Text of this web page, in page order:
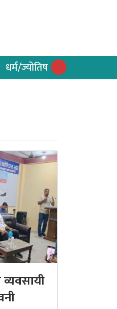
धर्म/ज्योतिष
व्यवसायी